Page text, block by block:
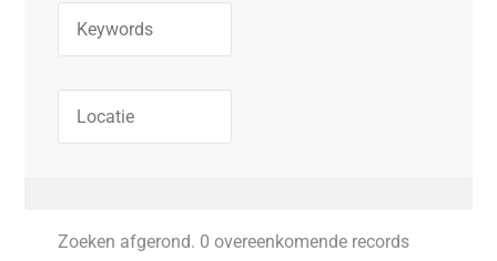
Zoeken afgerond. 0 overeenkomende records